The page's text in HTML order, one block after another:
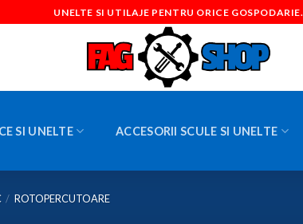
UNELTE SI UTILAJE PENTRU ORICE GOSPODARIE.
SI UNELTE ACCESORII SCULE SI UNELTE
/ ROTOPERCUTOARE